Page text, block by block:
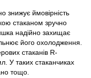
знижує ймовірність
стаканом зручно
надійно захищає
його охолодження.
стаканів R-
У таких стаканчиках
тощо.